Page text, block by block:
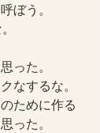
ぼう。
った。
なするな。
ために作る
った。